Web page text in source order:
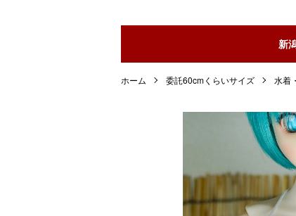
新
ホーム 委託60cmくらいサイズ 水着